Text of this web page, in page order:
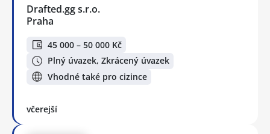
Drafted.gg s.r.o.
Praha
45 000 – 50 000 Kč
Plný úvazek, Zkrácený úvazek
Vhodné také pro cizince
včerejší